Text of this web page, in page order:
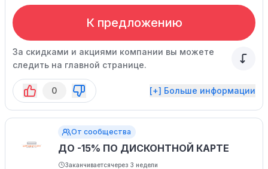
К предложению
За скидками и акциями компании вы можете
следить на главной странице.
0 [+] Больше информации
От сообщества
ДО -15% ПО ДИСКОНТНОЙ КАРТЕ
Заканчиваетсячерез 3 недели